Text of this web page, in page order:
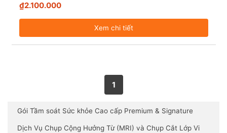
₫2.100.000
Xem chi tiết
1
Gói Tầm soát Sức khỏe Cao cấp Premium & Signature
Dịch Vụ Chụp Cộng Hưởng Từ (MRI) và Chụp Cắt Lớp Vi